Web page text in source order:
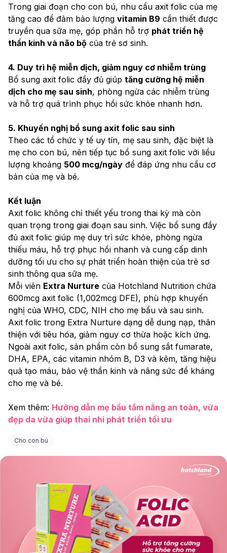
Trong giai đoạn cho con bú, nhu cầu axit folic của mẹ
tăng cao để đảm bảo lượng vitamin B9 cần thiết được
truyền qua sữa mẹ, góp phần hỗ trợ phát triển hệ
thần kinh và não bộ của trẻ sơ sinh.
4. Duy trì hệ miễn dịch, giảm nguy cơ nhiễm trùng
Bổ sung axit folic đầy đủ giúp tăng cường hệ miễn
dịch cho mẹ sau sinh, phòng ngừa các nhiễm trùng
và hỗ trợ quá trình phục hồi sức khỏe nhanh hơn.
5. Khuyến nghị bổ sung axit folic sau sinh
Theo các tổ chức y tế uy tín, mẹ sau sinh, đặc biệt là
mẹ cho con bú, nên tiếp tục bổ sung axit folic với liều
lượng khoảng 500 mcg/ngày để đáp ứng nhu cầu cơ
bản của mẹ và bé.
Kết luận
Axit folic không chỉ thiết yếu trong thai kỳ mà còn
quan trọng trong giai đoạn sau sinh. Việc bổ sung đầy
đủ axit folic giúp mẹ duy trì sức khỏe, phòng ngừa
thiếu máu, hỗ trợ phục hồi nhanh và cung cấp dinh
dưỡng tối ưu cho sự phát triển hoàn thiện của trẻ sơ
sinh thông qua sữa mẹ.
Mỗi viên Extra Nurture của Hotchland Nutrition chứa
600mcg axit folic (1,002mcg DFE), phù hợp khuyến
nghị của WHO, CDC, NIH cho mẹ bầu và sau sinh.
Axit folic trong Extra Nurture dạng dễ dung nạp, thân
thiện với tiêu hóa, giảm nguy cơ thừa hoặc kích ứng.
Ngoài axit folic, sản phẩm còn bổ sung sắt fumarate,
DHA, EPA, các vitamin nhóm B, D3 và kẽm, tăng hiệu
quả tạo máu, bảo vệ thần kinh và nâng sức đề kháng
cho mẹ và bé.
Xem thêm: Hướng dẫn mẹ bầu tắm nắng an toàn, vừa
đẹp da vừa giúp thai nhi phát triển tối ưu
Cho con bú